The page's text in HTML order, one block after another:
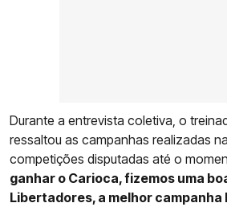
Durante a entrevista coletiva, o
ressaltou as campanhas realizadas
competições disputadas até o
ganhar o Carioca, fizemos uma
Libertadores, a melhor campanha